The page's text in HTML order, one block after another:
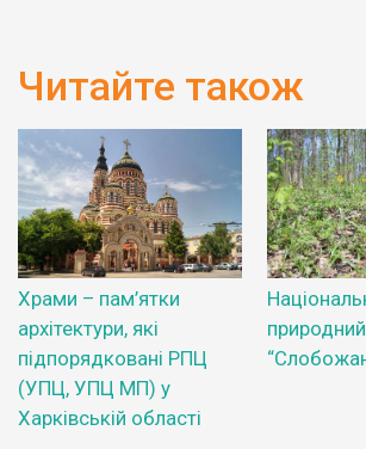
Читайте також
Храми – пам’ятки
архітектури, які
підпорядковані РПЦ
(УПЦ, УПЦ МП) у
Харківській області